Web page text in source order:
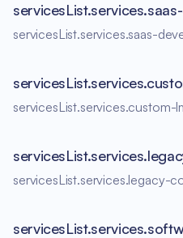
servicesList.services.saas-
servicesList.services.legacy-